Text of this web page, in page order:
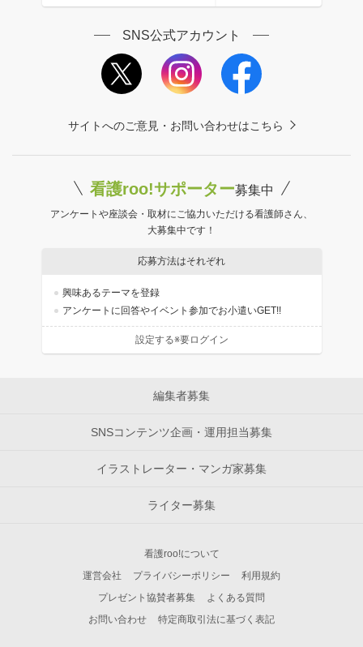
SNS公式アカウント
サイトへのご意見・お問い合わせはこちら
看護roo!サポーター募集中
アンケートや座談会・取材にご協力いただける看護師さん、
大募集中です！
応募方法はそれぞれ
興味あるテーマを登録
アンケートに回答やイベント参加でお小遣いGET!!
設定する※要ログイン
編集者募集
SNSコンテンツ企画・運用担当募集
イラストレーター・マンガ家募集
ライター募集
看護roo!について
運営会社
プライバシーポリシー
利用規約
プレゼント協賛者募集
よくある質問
お問い合わせ
特定商取引法に基づく表記